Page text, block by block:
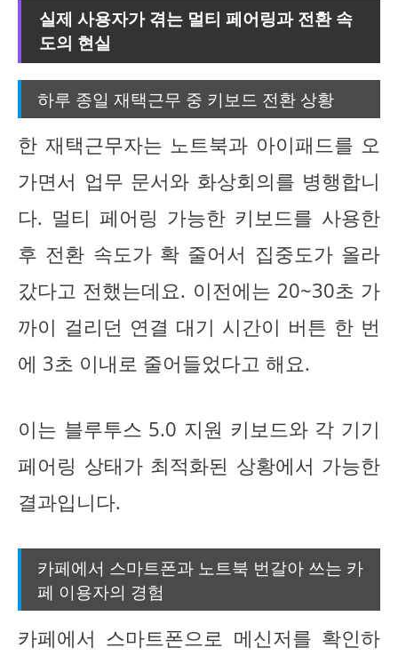
실제 사용자가 겪는 멀티 페어링과 전환 속
도의 현실
하루 종일 재택근무 중 키보드 전환 상황
한 재택근무자는 노트북과 아이패드를 오
가면서 업무 문서와 화상회의를 병행합니
다. 멀티 페어링 가능한 키보드를 사용한
후 전환 속도가 확 줄어서 집중도가 올라
갔다고 전했는데요. 이전에는 20~30초 가
까이 걸리던 연결 대기 시간이 버튼 한 번
에 3초 이내로 줄어들었다고 해요.
이는 블루투스 5.0 지원 키보드와 각 기기
페어링 상태가 최적화된 상황에서 가능한
결과입니다.
카페에서 스마트폰과 노트북 번갈아 쓰는 카
페 이용자의 경험
카페에서 스마트폰으로 메신저를 확인하